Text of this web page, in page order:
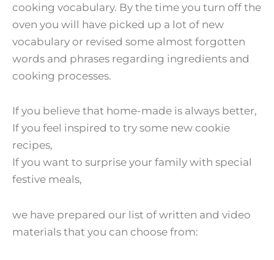
cooking vocabulary. By the time you turn off the
oven you will have picked up a lot of new
vocabulary or revised some almost forgotten
words and phrases regarding ingredients and
cooking processes.
If you believe that home-made is always better,
If you feel inspired to try some new cookie
recipes,
If you want to surprise your family with special
festive meals,
we have prepared our list of written and video
materials that you can choose from: